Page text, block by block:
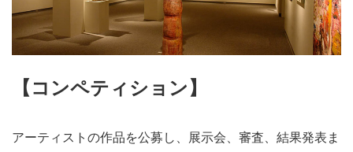
【コンペティション】
アーティストの作品を公募し、展示会、審査、結果発表ま